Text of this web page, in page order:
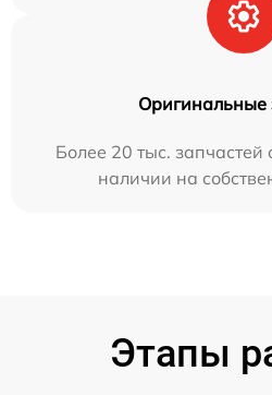
Оригинальные
Более 20 тыс. запчастей
наличии на
Этапы